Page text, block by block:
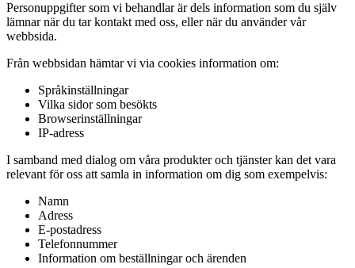
Personuppgifter som vi behandlar är dels information som du själv
lämnar när du tar kontakt med oss, eller när du använder vår
webbsida.
Från webbsidan hämtar vi via cookies information om:
Språkinställningar
Vilka sidor som besökts
Browserinställningar
IP-adress
I samband med dialog om våra produkter och tjänster kan det vara
relevant för oss att samla in information om dig som exempelvis:
Namn
Adress
E-postadress
Telefonnummer
Information om beställningar och ärenden